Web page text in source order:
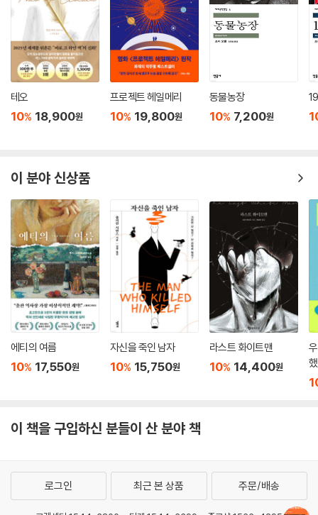
테오
10% 18,900원
프로젝트 헤일메리
10% 19,800원
동물농장
10% 7,200원
이 분야 신상품
에티의 여름
10% 17,550원
자신을 죽인 남자
10% 15,750원
라스트 화이트맨
10% 14,400원
이 책을 구입하신 분들이 산 분야 책
로그인 최근 본 상품 주문/배송